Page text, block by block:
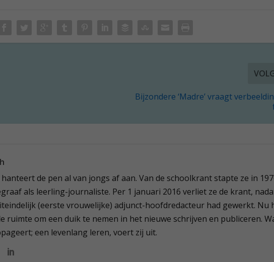
Bijzondere ‘Madre’ vraagt
hanteert de pen al van jongs af aan. Van de schoolkrant stapte ze in
als leerling-journaliste. Per 1 januari 2016 verliet ze de krant,
(eerste vrouwelijke) adjunct-hoofdredacteur had gewerkt. Nu
ruimte om een duik te nemen in het nieuwe schrijven en publiceren.
een levenlang leren, voert zij uit.